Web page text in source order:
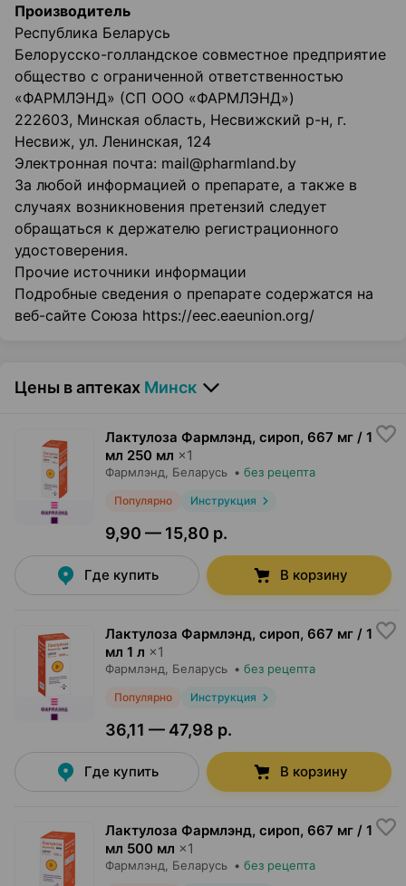
Производитель
Республика Беларусь
Белорусско-голландское совместное предприятие
общество с ограниченной ответственностью
«ФАРМЛЭНД» (СП ООО «ФАРМЛЭНД»)
222603, Минская область, Несвижский р-н, г.
Несвиж, ул. Ленинская, 124
Электронная почта: mail@pharmland.by
За любой информацией о препарате, а также в
случаях возникновения претензий следует
обращаться к держателю регистрационного
удостоверения.
Прочие источники информации
Подробные сведения о препарате содержатся на
веб-сайте Союза https://eec.eaeunion.org/
Цены в аптеках Минск
Лактулоза Фармлэнд, сироп, 667 мг / 1
мл 250 мл ×1
Фармлэнд, Беларусь • без рецепта
Популярно Инструкция
9,90 — 15,80 р.
Где купить В корзину
Лактулоза Фармлэнд, сироп, 667 мг / 1
мл 1 л ×1
Фармлэнд, Беларусь • без рецепта
Популярно Инструкция
36,11 — 47,98 р.
Где купить В корзину
Лактулоза Фармлэнд, сироп, 667 мг / 1
мл 500 мл ×1
Фармлэнд, Беларусь • без рецепта